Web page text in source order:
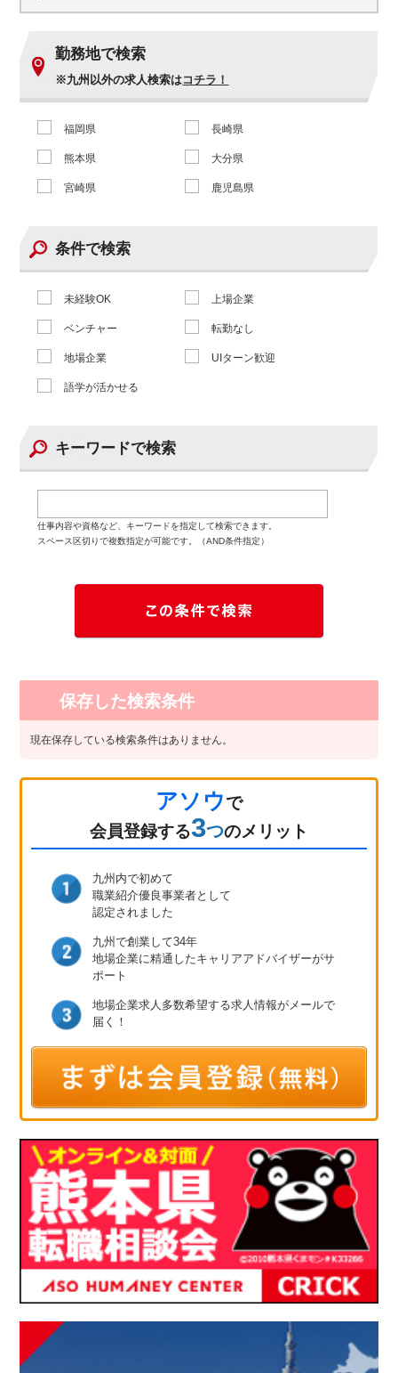
勤務地で検索
※九州以外の求人検索はコチラ！
福岡県 長崎県
熊本県 大分県
宮崎県 鹿児島県
条件で検索
未経験OK 上場企業
ベンチャー 転勤なし
地場企業 UIターン歓迎
語学が活かせる
キーワードで検索
仕事内容や資格など、キーワードを指定して検索できます。
スペース区切りで複数指定が可能です。（AND条件指定）
保存した検索条件
現在保存している検索条件はありません。
アソウで
会員登録する3つのメリット
九州内で初めて
職業紹介優良事業者として
認定されました
九州で創業して34年
地場企業に精通したキャリアアドバイザーがサ
ポート
地場企業求人多数希望する求人情報がメールで
届く！